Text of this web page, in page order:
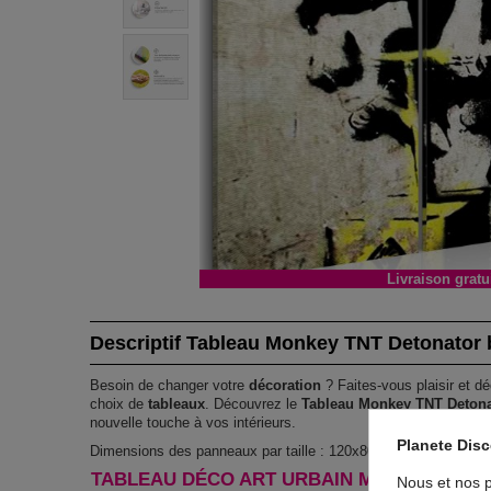
Livraison
Descriptif Tableau Monkey TNT Detonator
Besoin de changer votredécoration ? Faites-vous plaisir et
choix detableaux . Découvrez leTableau Monkey TNT
nouvelle touche à vos intérieurs.
Dimensions des panneaux par taille : 120x80 : 40x80 40x80
TABLEAU DÉCO ART URBAIN MONKEY TNT
Planete
Nous et nos